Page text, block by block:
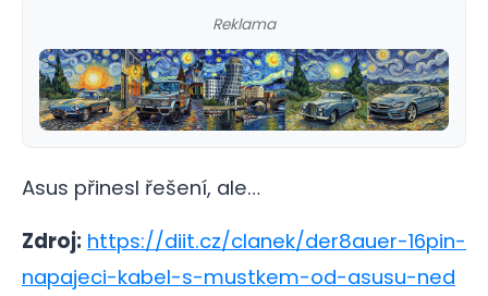
Reklama
Asus přinesl řešení, ale…
Zdroj: https://diit.cz/clanek/der8auer-16pin-
napajeci-kabel-s-mustkem-od-asusu-ned